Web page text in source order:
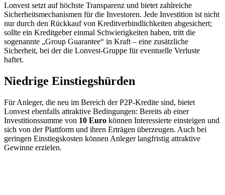
Lonvest setzt auf höchste Transparenz und bietet zahlreiche
Sicherheitsmechanismen für die Investoren. Jede Investition ist nicht
nur durch den Rückkauf von Kreditverbindlichkeiten abgesichert;
sollte ein Kreditgeber einmal Schwierigkeiten haben, tritt die
sogenannte „Group Guarantee“ in Kraft – eine zusätzliche
Sicherheit, bei der die Lonvest-Gruppe für eventuelle Verluste
haftet.
Niedrige Einstiegshürden
Für Anleger, die neu im Bereich der P2P-Kredite sind, bietet
Lonvest ebenfalls attraktive Bedingungen: Bereits ab einer
Investitionssumme von 10 Euro können Interessierte einsteigen und
sich von der Plattform und ihren Erträgen überzeugen. Auch bei
geringen Einstiegskosten können Anleger langfristig attraktive
Gewinne erzielen.